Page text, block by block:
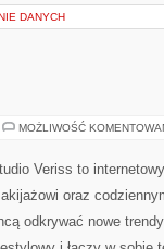
DANYCH
MOŻLIWOŚĆ
Veriss to
oraz
odkrywać nowe